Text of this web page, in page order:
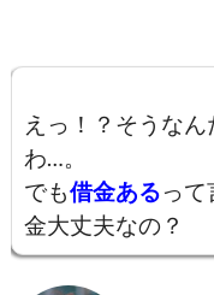
えっ！？そうな
わ…。
でも借金あるっ
金大丈夫なの？